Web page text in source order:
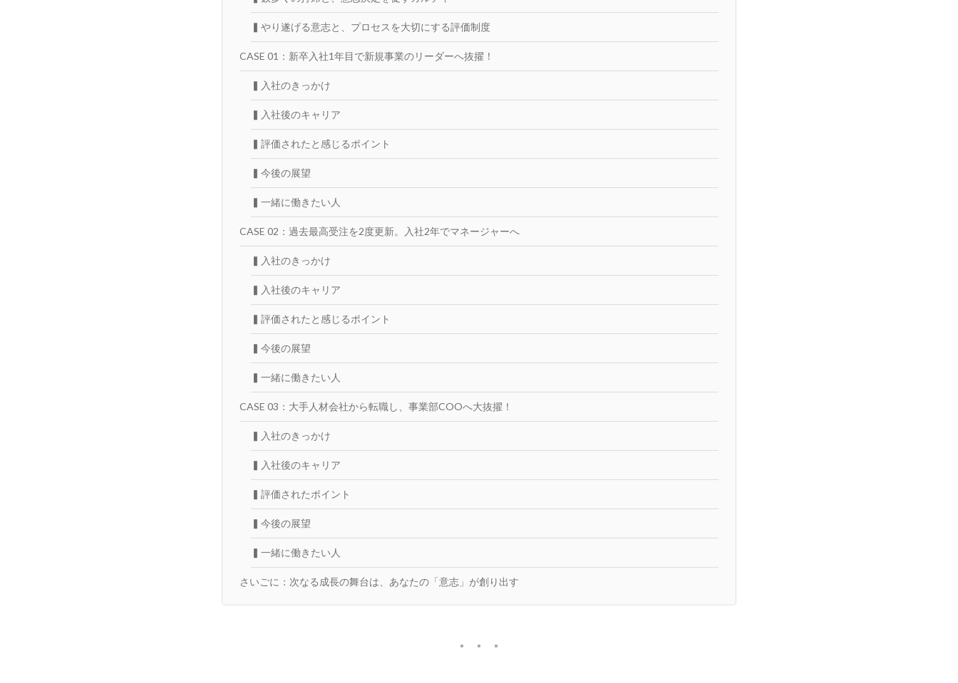
▍やり遂げる意志と、プロセスを大切にする評価制度
CASE 01：新卒入社1年目で新規事業のリーダーへ抜擢！
▍入社のきっかけ
▍入社後のキャリア
▍評価されたと感じるポイント
▍今後の展望
▍一緒に働きたい人
CASE 02：過去最高受注を2度更新。入社2年でマネージャーへ
▍入社のきっかけ
▍入社後のキャリア
▍評価されたと感じるポイント
▍今後の展望
▍一緒に働きたい人
CASE 03：大手人材会社から転職し、事業部COOへ大抜擢！
▍入社のきっかけ
▍入社後のキャリア
▍評価されたポイント
▍今後の展望
▍一緒に働きたい人
さいごに：次なる成長の舞台は、あなたの「意志」が創り出す